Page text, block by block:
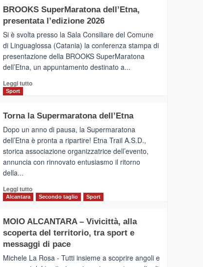
con
la
Al
via
i
collegamenti
BROOKS SuperMaratona dell’Etna,
presentata l’edizione 2026
Si è svolta presso la Sala Consiliare del Comune
di Linguaglossa (Catania) la conferenza stampa di
presentazione della BROOKS SuperMaratona
dell’Etna, un appuntamento destinato a...
Leggi tuttoLeggi
BROOKS
SuperMaratona
dell’Etna,
presentata
l’edizione
2026
Sport
Torna la Supermaratona dell’Etna
Dopo un anno di pausa, la Supermaratona
dell’Etna è pronta a ripartire! Etna Trail A.S.D.,
storica associazione organizzatrice dell’evento,
annuncia con rinnovato entusiasmo il ritorno
della...
Leggi tuttoLeggi
Torna
la
Supermaratona
Alcantara Secondo taglio Sport
MOIO ALCANTARA – Vivicittà, alla
scoperta del territorio, tra sport e
messaggi di pace
Michele La Rosa - Tutti insieme a scoprire angoli e